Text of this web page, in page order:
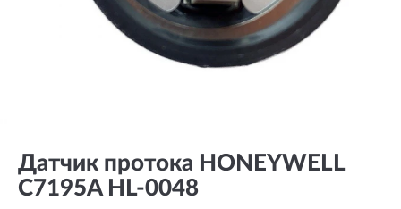
Датчик протока HONEYWELL
C7195A HL-0048